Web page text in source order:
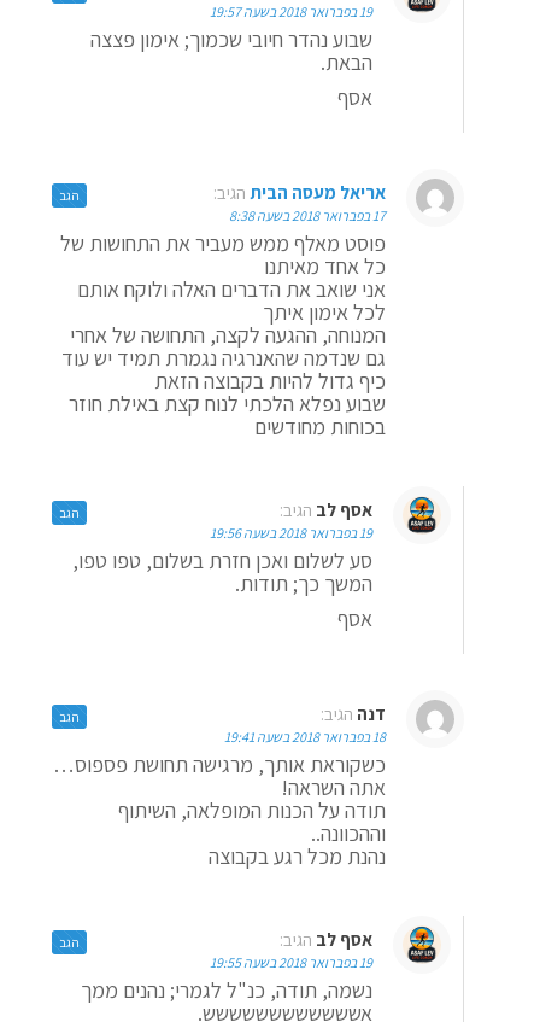
19 בפברואר 2018 בשעה 19:57
שבוע נהדר חיובי שכמוך; אימון פצצה
הבאת.
אסף
אריאל מעסה הבית הגיב:
17 בפברואר 2018 בשעה 8:38
פוסט מאלף ממש מעביר את התחושות של
כל אחד מאיתנו
אני שואב את הדברים האלה ולוקח אותם
לכל אימון איתך
המנוחה, ההגעה לקצה, התחושה של אחרי
גם שנדמה שהאנרגיה נגמרת תמיד יש עוד
כיף גדול להיות בקבוצה הזאת
שבוע נפלא הלכתי לנוח קצת באילת חוזר
בכוחות מחודשים
הגב
אסף לב הגיב:
19 בפברואר 2018 בשעה 19:56
סע לשלום ואכן חזרת בשלום, טפו טפו,
המשך כך; תודות.
אסף
הגב
דנה הגיב:
18 בפברואר 2018 בשעה 19:41
כשקוראת אותך, מרגישה תחושת פספוס…
אתה השראה!
תודה על הכנות המופלאה, השיתוף
וההכוונה..
נהנת מכל רגע בקבוצה
הגב
אסף לב הגיב:
19 בפברואר 2018 בשעה 19:55
נשמה, תודה, כנ"ל לגמרי; נהנים ממך
אשששששששששששש.
הגב